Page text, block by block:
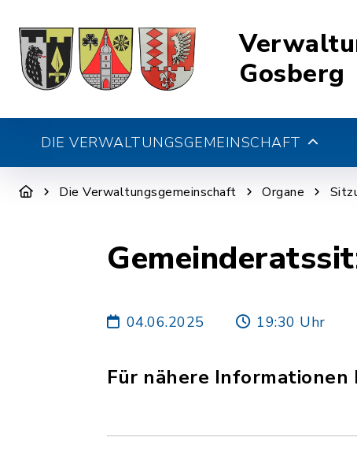
Gosberg
DIE VERWALTUNGSGEMEINSCHAFT
Die Verwaltungsgemeinschaft Organe
04.06.2025 19:30 Uhr
Für nähere